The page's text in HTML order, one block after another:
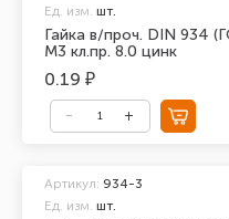
Гайка в/проч. DIN 934
М3 кл.пр. 8.0 цинк
Ед. изм. шт.
0.19 ₽
Артикул: 934-3
Ед. изм. шт.